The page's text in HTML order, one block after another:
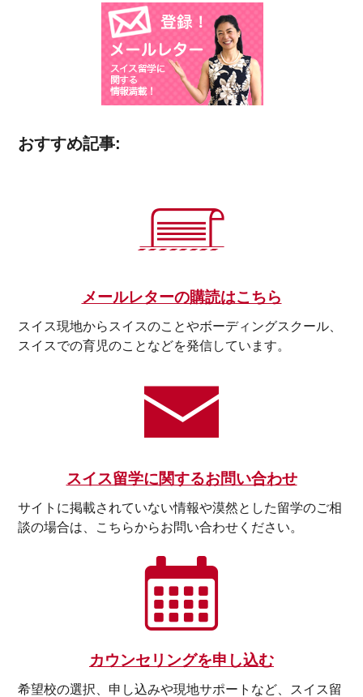
おすすめ記事:
メールレターの購読はこちら
スイス現地からスイスのことやボーディングスクール、
スイスでの育児のことなどを発信しています。
スイス留学に関するお問い合わせ
サイトに掲載されていない情報や漠然とした留学のご相
談の場合は、こちらからお問い合わせください。
カウンセリングを申し込む
希望校の選択、申し込みや現地サポートなど、スイス留